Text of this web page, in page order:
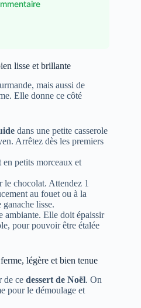
lisse et brillante
mais aussi de
Elle donne ce côté
dans une petite casserole
Arrêtez dès les premiers
en petits morceaux et
le chocolat. Attendez 1
au fouet ou à la
ganache lisse.
ambiante. Elle doit épaissir
pour pouvoir être étalée
légère et bien tenue
de ce dessert de Noël. On
pour le démoulage et